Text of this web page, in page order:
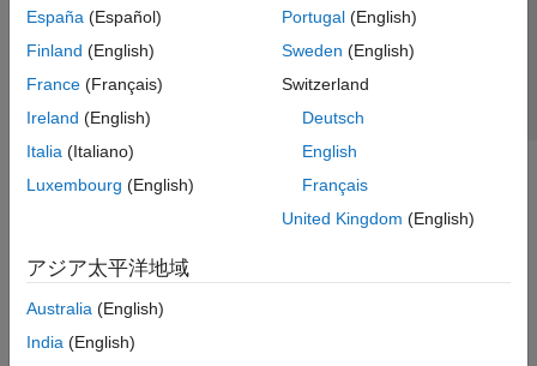
España (Español)
Finland (English)
France (Français)
Ireland (English)
Italia (Italiano)
Luxembourg (English)
Portugal(English)
Sweden (English)
Switzerland
Deutsch
English
Français
United Kingdom (English)
アジア太平洋地域
Australia (English)
India (English)